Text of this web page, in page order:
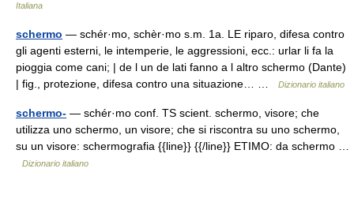
Italiana
schermo — schér·mo, schèr·mo s.m. 1a. LE riparo, difesa contro
gli agenti esterni, le intemperie, le aggressioni, ecc.: urlar li fa la
pioggia come cani; | de l un de lati fanno a l altro schermo (Dante)
| fig., protezione, difesa contro una situazione… …
Dizionario italiano
schermo- — schér·mo conf. TS scient. schermo, visore; che
utilizza uno schermo, un visore; che si riscontra su uno schermo,
su un visore: schermografia {{line}} {{/line}} ETIMO: da schermo …
Dizionario italiano